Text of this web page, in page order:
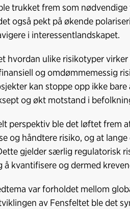
trukket frem som
også pekt på økende
i interessentlandskapet.
hvordan ulike risikotyper
og omdømmemessig
kan stoppe opp ikke
og økt motstand i
perspektiv ble det løftet frem
og håndtere risiko, og at
gjelder særlig regulatorisk
å kvantifisere og dermed
var forholdet mellom
av Fensfeltet ble det